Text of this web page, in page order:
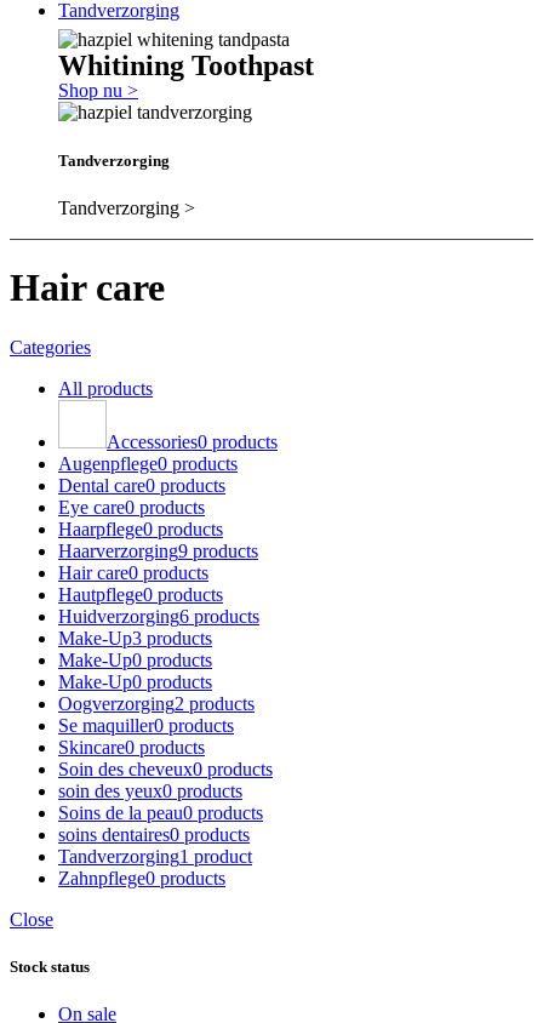
Tandverzorging
Whitining Toothpast
Shop nu >
Tandverzorging
Tandverzorging >
Hair care
Categories
All products
Accessories0 products
Augenpflege0 products
Dental care0 products
Eye care0 products
Haarpflege0 products
Haarverzorging9 products
Hair care0 products
Hautpflege0 products
Huidverzorging6 products
Make-Up3 products
Make-Up0 products
Make-Up0 products
Oogverzorging2 products
Se maquiller0 products
Skincare0 products
Soin des cheveux0 products
soin des yeux0 products
Soins de la peau0 products
soins dentaires0 products
Tandverzorging1 product
Zahnpflege0 products
Close
Stock status
On sale